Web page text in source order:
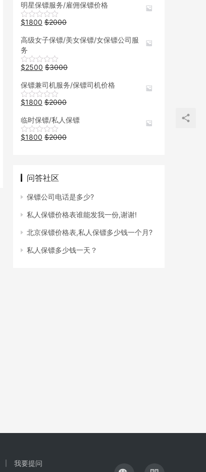
明星保镖服务/雇佣保镖价格
$1800 $2000
高级女子保镖/美女保镖/女保镖公司服
务
$2500 $3000
保镖兼司机服务/保镖司机价格
$1800 $2000
临时保镖/私人保镖
$1800 $2000
问答社区
保镖公司电话是多少?
私人保镖价格表谁能发我一份,谢谢!
北京保镖价格表,私人保镖多少钱一个月?
私人保镖多少钱一天？
我要提问